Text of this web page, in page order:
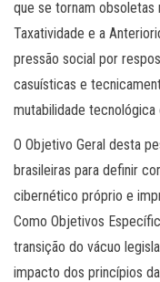
que se tornam
Taxatividade e a
pressão social por
casuísticas e
mutabilidade tecnológica
O Objetivo Geral desta
brasileiras para definir
cibernético próprio e
Como Objetivos
transição do vácuo
impacto dos princípios